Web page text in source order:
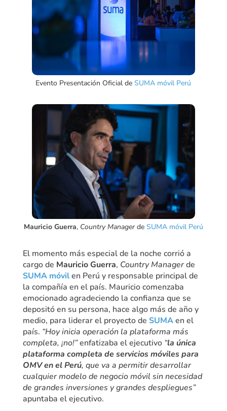
Evento Presentación Oficial deSUMA móvil Perú
Mauricio Guerra, Country Managerde SUMA móvil Perú
El momento más especial de la noche corrió a
cargo de Mauricio Guerra, Country Managerde
SUMA móvilen Perú y responsable principal de
la compañía en el país. Mauricio comenzaba
emocionado agradeciendo la confianza que se
depositó en su persona, hace algo más de año y
medio, para liderar el proyecto de SUMAen el
país. “Hoy inicia operación la plataforma más
completa, ¡no!”enfatizaba el ejecutivo “la única
plataforma completa de servicios móviles para
OMV en el Perú, que va a permitir desarrollar
cualquier modelo de negocio móvil sin necesidad
de grandes inversiones y grandes despliegues”
apuntaba el ejecutivo.